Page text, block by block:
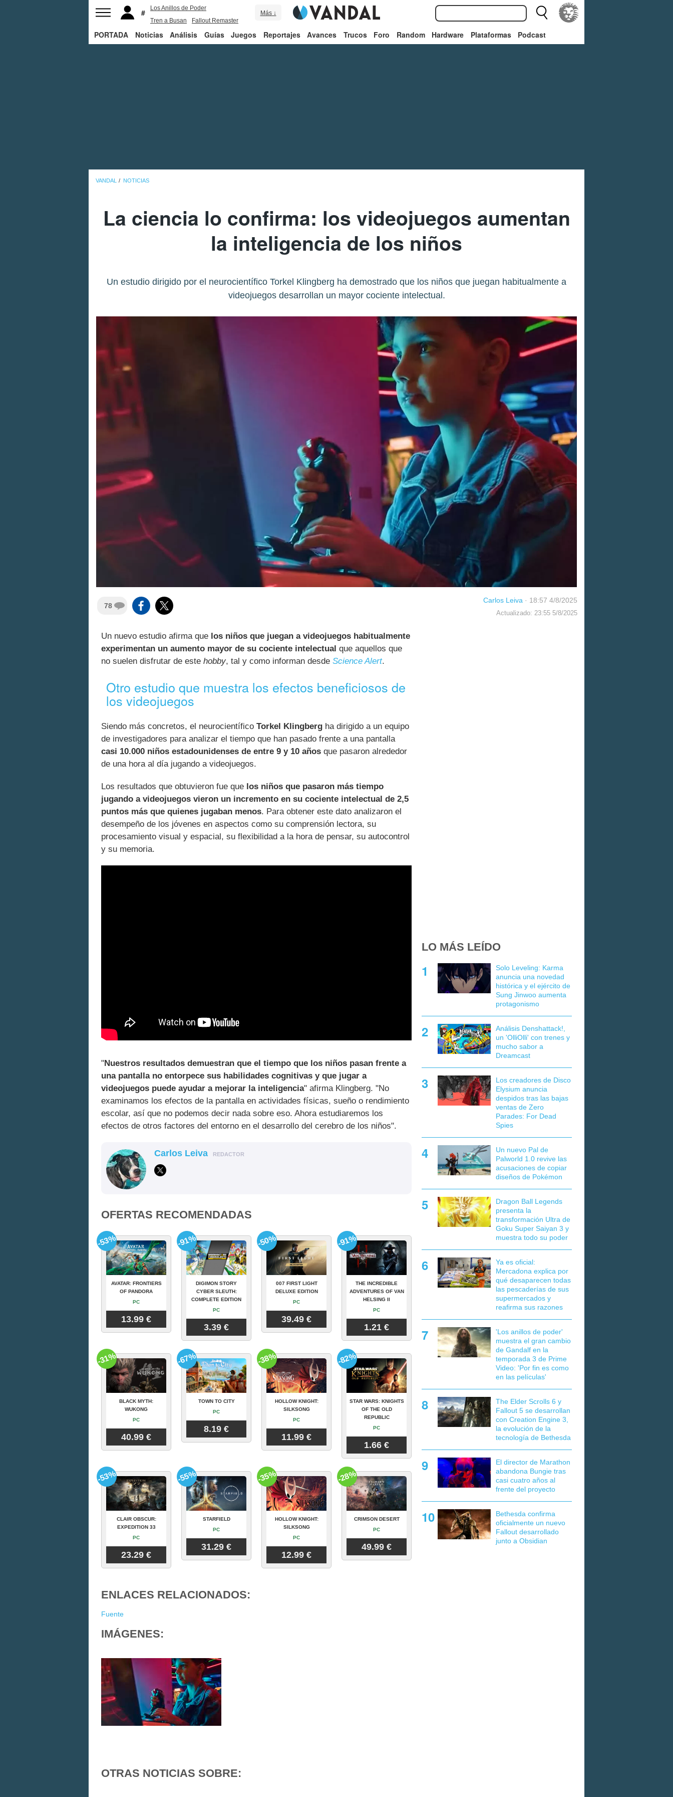
Los Anillos de Poder
Tren a Busan
Fallout Remaster
Juego de Tronos
Más ↓
PORTADA Noticias Análisis Guías Juegos Reportajes Avances Trucos Foro Random Hardware Plataformas Podcast
VANDAL NOTICIAS
La ciencia lo confirma: los videojuegos aumentan
la inteligencia de los niños
Un estudio dirigido por el neurocientífico Torkel Klingberg ha demostrado que los niños que juegan habitualmente a
videojuegos desarrollan un mayor cociente intelectual.
78
Carlos Leiva · 18:57 4/8/2025
Actualizado: 23:55 5/8/2025
Un nuevo estudio afirma que los niños que juegan a videojuegos habitualmente
experimentan un aumento mayor de su cociente intelectual que aquellos que
no suelen disfrutar de este hobby, tal y como informan desde Science Alert.
Otro estudio que muestra los efectos beneficiosos de
los videojuegos
Siendo más concretos, el neurocientífico Torkel Klingberg ha dirigido a un equipo
de investigadores para analizar el tiempo que han pasado frente a una pantalla
casi 10.000 niños estadounidenses de entre 9 y 10 años que pasaron alrededor
de una hora al día jugando a videojuegos.
Los resultados que obtuvieron fue que los niños que pasaron más tiempo
jugando a videojuegos vieron un incremento en su cociente intelectual de 2,5
puntos más que quienes jugaban menos. Para obtener este dato analizaron el
desempeño de los jóvenes en aspectos como su comprensión lectora, su
procesamiento visual y espacial, su flexibilidad a la hora de pensar, su autocontrol
y su memoria.
"Nuestros resultados demuestran que el tiempo que los niños pasan frente a
una pantalla no entorpece sus habilidades cognitivas y que jugar a
videojuegos puede ayudar a mejorar la inteligencia" afirma Klingberg. "No
examinamos los efectos de la pantalla en actividades físicas, sueño o rendimiento
escolar, así que no podemos decir nada sobre eso. Ahora estudiaremos los
efectos de otros factores del entorno en el desarrollo del cerebro de los niños".
Carlos Leiva REDACTOR
OFERTAS RECOMENDADAS
AVATAR: FRONTIERS
OF PANDORA
PC
13.99 €
-53%
DIGIMON STORY
CYBER SLEUTH:
COMPLETE EDITION
PC
3.39 €
-91%
007 FIRST LIGHT
DELUXE EDITION
PC
39.49 €
-50%
THE INCREDIBLE
ADVENTURES OF VAN
HELSING II
PC
1.21 €
-91%
BLACK MYTH:
WUKONG
PC
40.99 €
-31%
TOWN TO CITY
PC
8.19 €
-67%
HOLLOW KNIGHT:
SILKSONG
PC
11.99 €
-38%
STAR WARS: KNIGHTS
OF THE OLD
REPUBLIC
PC
1.66 €
-82%
CLAIR OBSCUR:
EXPEDITION 33
PC
23.29 €
-53%
STARFIELD
PC
31.29 €
-55%
HOLLOW KNIGHT:
SILKSONG
PC
12.99 €
-35%
CRIMSON DESERT
PC
49.99 €
-28%
ENLACES RELACIONADOS:
Fuente
IMÁGENES:
OTRAS NOTICIAS SOBRE:
LO MÁS LEÍDO
Solo Leveling: Karma
anuncia una novedad
histórica y el ejército de
Sung Jinwoo aumenta
protagonismo
Análisis Denshattack!,
un 'OlliOlli' con trenes y
mucho sabor a
Dreamcast
Los creadores de Disco
Elysium anuncia
despidos tras las bajas
ventas de Zero
Parades: For Dead
Spies
Un nuevo Pal de
Palworld 1.0 revive las
acusaciones de copiar
diseños de Pokémon
Dragon Ball Legends
presenta la
transformación Ultra de
Goku Super Saiyan 3 y
muestra todo su poder
Ya es oficial:
Mercadona explica por
qué desaparecen todas
las pescaderías de sus
supermercados y
reafirma sus razones
'Los anillos de poder'
muestra el gran cambio
de Gandalf en la
temporada 3 de Prime
Video: 'Por fin es como
en las películas'
The Elder Scrolls 6 y
Fallout 5 se desarrollan
con Creation Engine 3,
la evolución de la
tecnología de Bethesda
El director de Marathon
abandona Bungie tras
casi cuatro años al
frente del proyecto
Bethesda confirma
oficialmente un nuevo
Fallout desarrollado
junto a Obsidian